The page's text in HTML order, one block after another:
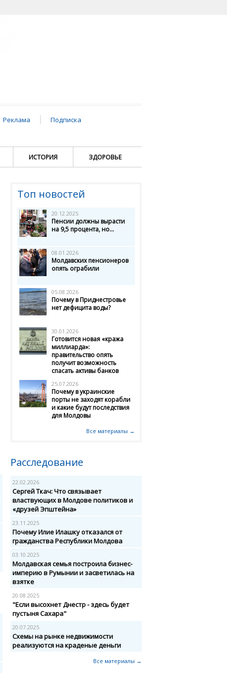
Реклама
Подписка
ИСТОРИЯ ЗДОРОВЬЕ
Топ новостей
20.12.2025
Пенсии должны вырасти
на 9,5 процента, но...
08.01.2026
Молдавских пенсионеров
опять ограбили
05.08.2026
Почему в Приднестровье
нет дефицита воды?
30.01.2026
Готовится новая «кража
миллиарда»:
правительство опять
получит возможность
спасать активы банков
25.07.2026
Почему в украинские
порты не заходят корабли
и какие будут последствия
для Молдовы
Все материалы →
Расследование
22.02.2026
Сергей Ткач: Что связывает
властвующих в Молдове политиков и
«друзей Эпштейна»
23.11.2025
Почему Илие Илашку отказался от
гражданства Республики Молдова
03.10.2025
Молдавская семья построила бизнес-
империю в Румынии и засветилась на
взятке
20.08.2025
"Если высохнет Днестр - здесь будет
пустыня Сахара"
20.07.2025
Схемы на рынке недвижимости
реализуются на краденые деньги
Все материалы →